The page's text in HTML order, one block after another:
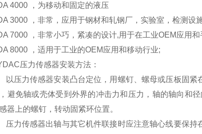
4000 ，为移动和固定的液压
3000 ，非常，应用于钢材和轧钢厂，实验室，检测设
7000 ，非常小巧，紧凑的设计,用于在工业OEM应用和
8000 ，适用于工业的OEM应用和移动行业;
压力传感器安装方法：
以压力传感器安装凸台定位，用螺钉、螺母或压板固
避免轴或壳体受到外界的冲击力和压力，轴的轴向和
器上的螺钉，转动固紧环位置。
压力传感器出轴与其它机件联接时应注意轴心线要保